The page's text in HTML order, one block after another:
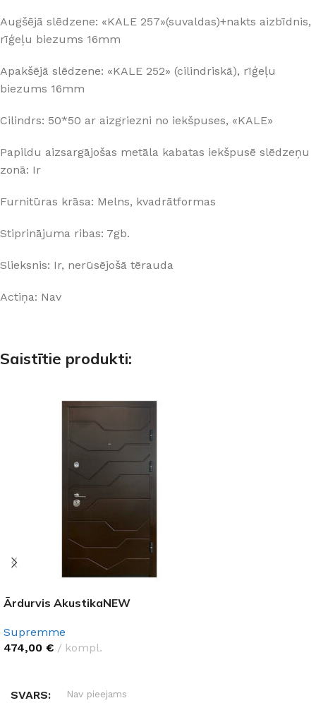
Augšējā slēdzene: «KALE 257»(suvaldas)+nakts aizbīdnis,
rīģeļu biezums 16mm
Apakšējā slēdzene: «KALE 252» (cilindriskā), rīģeļu
biezums 16mm
Cilindrs: 50*50 ar aizgriezni no iekšpuses, «KALE»
Papildu aizsargājošas metāla kabatas iekšpusē slēdzeņu
zonā: Ir
Furnitūras krāsa: Melns, kvadrātformas
Stiprinājuma ribas: 7gb.
Slieksnis: Ir, nerūsējošā tērauda
Actiņa: Nav
Saistītie produkti:
Ārdurvis AkustikaNEW
Supremme
474,00 € kompl.
SVARS Nav pieejams